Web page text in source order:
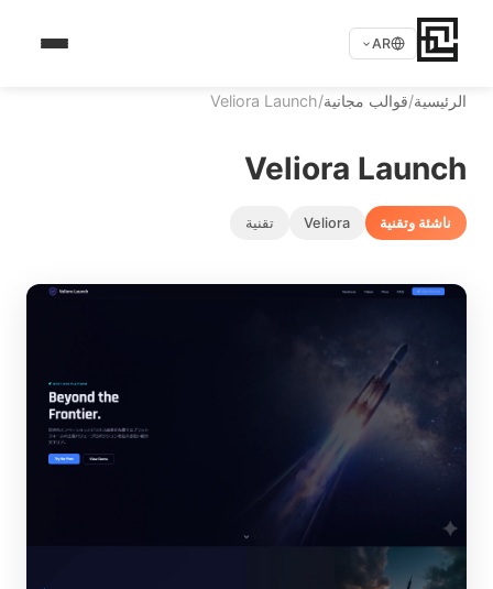
AR
الرئيسية/قوالب مجانية/
Veliora Launch
Veliora Launch
ناشئة وتقنية Veliora تقنية